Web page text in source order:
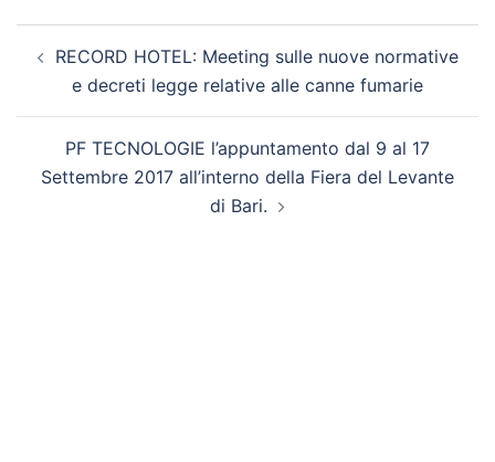
articolo
RECORD HOTEL: Meeting sulle nuove normative
e decreti legge relative alle canne fumarie
PF TECNOLOGIE l’appuntamento dal 9 al 17
Settembre 2017 all’interno della Fiera del Levante
di Bari.